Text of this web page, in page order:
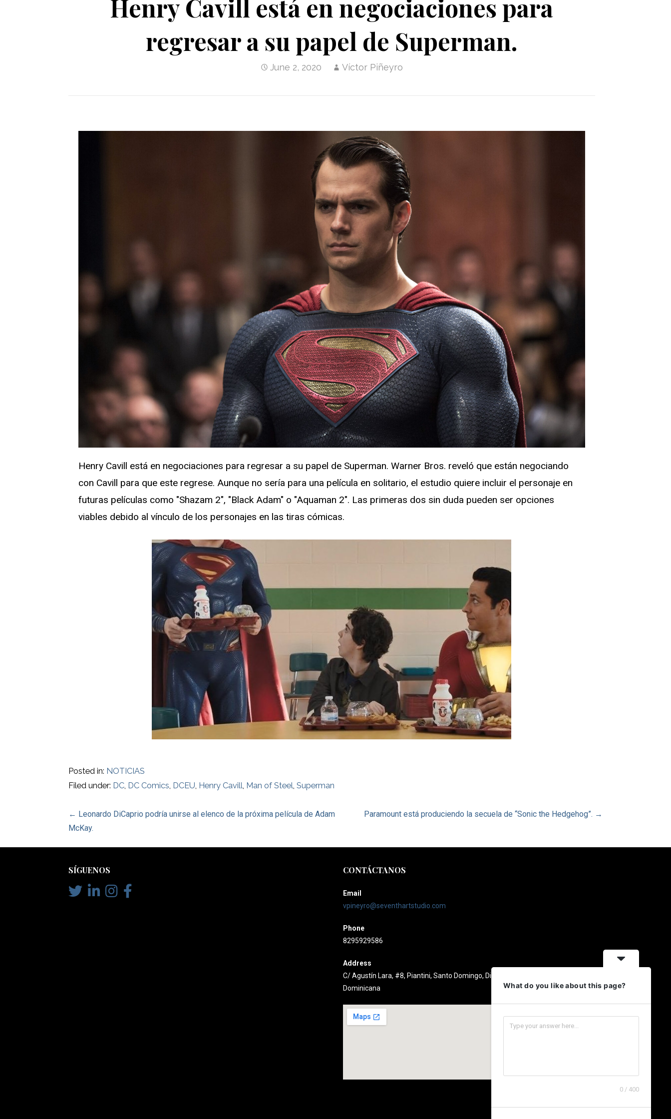
Henry Cavill está en negociaciones para
regresar a su papel de Superman.
June 2, 2020 Víctor Piñeyro
Henry Cavill está en negociaciones para regresar a su papel de Superman. Warner Bros. reveló que están negociando
con Cavill para que este regrese. Aunque no sería para una película en solitario, el estudio quiere incluir el personaje en
futuras películas como "Shazam 2", "Black Adam" o "Aquaman 2". Las primeras dos sin duda pueden ser opciones
viables debido al vínculo de los personajes en las tiras cómicas.
Posted in: NOTICIAS
Filed under: DC, DC Comics, DCEU, Henry Cavill, Man of Steel,Superman
Post
navigation
← Leonardo DiCaprio podría unirse al elenco de la próxima película de Adam
McKay.
Paramount está produciendo la secuela de “Sonic the Hedgehog”. →
SÍGUENOS CONTÁCTANOS
Email
vpineyro@seventhartstudio.com
Phone
8295929586
Address
C/ Agustín Lara, #8, Piantini, Santo Domingo, Distrito Nacional, República
Dominicana
What do you like about this page?
0 / 400